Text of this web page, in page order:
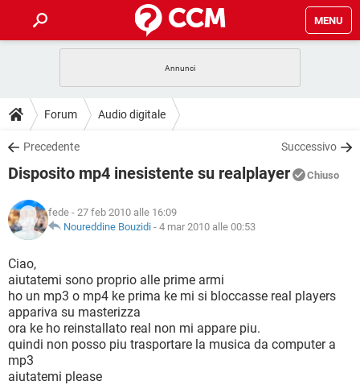
MENU
INTRATTENIMENTO
iOS
INSTAGRAM WHATSAPP
TIKTOK
HARDWARE
GUIDE
COVID-19
INSTAGRAM
TIKTOK
HARDWARE
DOWNLOAD
COVID-19 GAMING
INTRATTENIMENTO
iOS WINDOWS 10
INSTAGRAM
TIKTOK FACEBOOK
HARDWARE
FORUM
COVID-19
INTRATTENIMENTO
iOS
INSTAGRAM WHATSAPP
TIKTOK FACEBOOK
HARDWARE
GLOSSARIO
COVID-19
INTRATTENIMENTO ANDROID
iOS
INSTAGRAM WHATSAPP
TIKTOK
Forum Audio digitale
Precedente Successivo
Disposito mp4 inesistente su realplayer Chiuso
fede - 27 feb 2010 alle 16:09
Noureddine Bouzidi - 4 mar 2010 alle 00:53
Ciao,
aiutatemi sono proprio alle prime armi
ho un mp3 o mp4 ke prima ke mi si bloccasse real players
appariva su masterizza
ora ke ho reinstallato real non mi appare piu.
quindi non posso piu trasportare la musica da computer a
mp3
aiutatemi please